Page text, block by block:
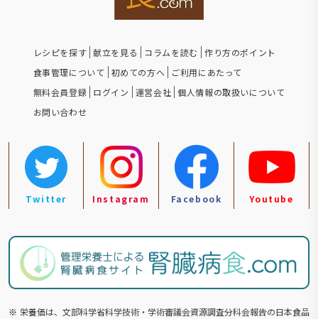
レシピを探す 献立を見る コラムを読む
作り方のポイント
食事管理について
初めての方へ
ご利用にあたって
無料会員登録 ログイン 運営会社 個人情報の取扱いについて
お問い合わせ
Twitter Instagram Facebook Youtube
※ 栄養価は、文部科学省科学技術・学術審議会資源調査分科会報告の⽇本食品